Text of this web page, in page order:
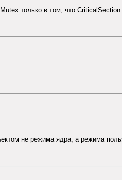
только в том, что CriticalSection
не режима ядра, а режима